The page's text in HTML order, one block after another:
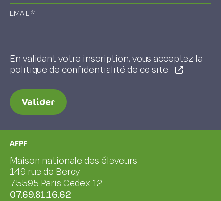
EMAIL*
En validant votre inscription, vous acceptez la
politique de confidentialité de ce site
Valider
AFPF
Maison nationale des éleveurs
149 rue de Bercy
75595 Paris Cedex 12
07.69.81.16.62